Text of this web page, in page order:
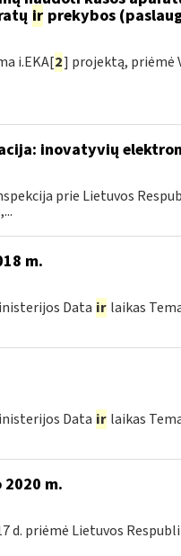
irprekybos
i.EKA[2] projektą, priėmė
inovatyvių
prie Lietuvos
m.
Data ir laikas
Data ir laikas
m.
d. priėmė Lietuvos